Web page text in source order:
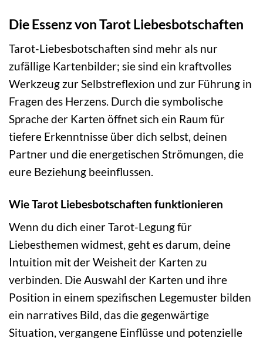
Die Essenz von Tarot Liebesbotschaften
Tarot-Liebesbotschaften sind mehr als nur
zufällige Kartenbilder; sie sind ein kraftvolles
Werkzeug zur Selbstreflexion und zur Führung in
Fragen des Herzens. Durch die symbolische
Sprache der Karten öffnet sich ein Raum für
tiefere Erkenntnisse über dich selbst, deinen
Partner und die energetischen Strömungen, die
eure Beziehung beeinflussen.
Wie Tarot Liebesbotschaften funktionieren
Wenn du dich einer Tarot-Legung für
Liebesthemen widmest, geht es darum, deine
Intuition mit der Weisheit der Karten zu
verbinden. Die Auswahl der Karten und ihre
Position in einem spezifischen Legemuster bilden
ein narratives Bild, das die gegenwärtige
Situation, vergangene Einflüsse und potenzielle